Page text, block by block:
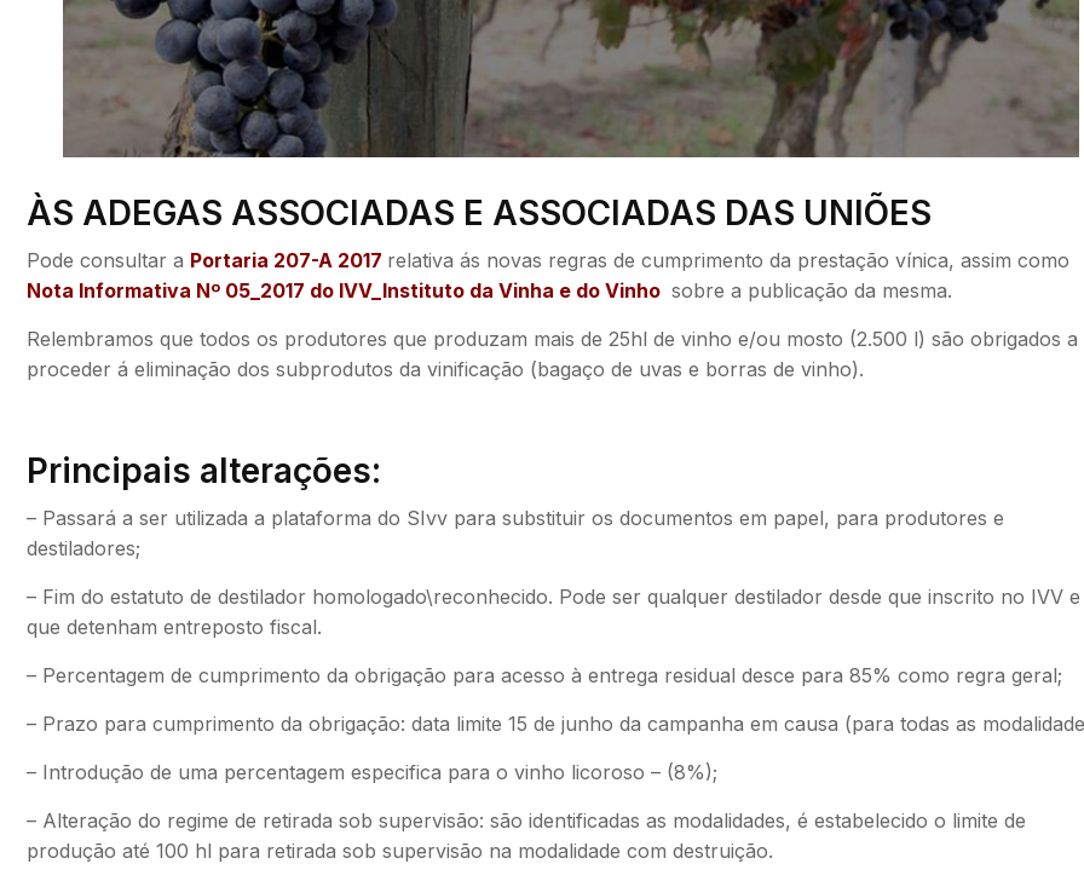
ÀS ADEGAS ASSOCIADAS E ASSOCIADAS DAS UNIÕES
Pode consultar a Portaria 207-A 2017 relativa ás novas regras de cumprimento da prestação vínica, assim como
Nota Informativa Nº 05_2017 do IVV_Instituto da Vinha e do Vinho sobre a publicação da mesma.
Relembramos que todos os produtores que produzam mais de 25hl de vinho e/ou mosto (2.500 l) são obrigados a
proceder á eliminação dos subprodutos da vinificação (bagaço de uvas e borras de vinho).
Principais alterações:
– Passará a ser utilizada a plataforma do SIvv para substituir os documentos em papel, para produtores e
destiladores;
– Fim do estatuto de destilador homologado\reconhecido. Pode ser qualquer destilador desde que inscrito no IVV e
que detenham entreposto fiscal.
– Percentagem de cumprimento da obrigação para acesso à entrega residual desce para 85% como regra geral;
– Prazo para cumprimento da obrigação: data limite 15 de junho da campanha em causa (para todas as
– Introdução de uma percentagem especifica para o vinho licoroso – (8%);
– Alteração do regime de retirada sob supervisão: são identificadas as modalidades, é estabelecido o limite de
produção até 100 hl para retirada sob supervisão na modalidade com destruição.